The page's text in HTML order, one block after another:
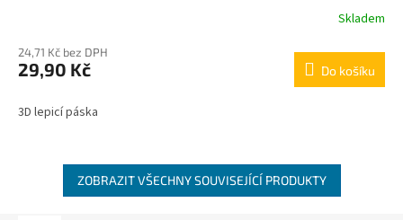
Skladem
24,71 Kč bez DPH
29,90 Kč Do košíku
3D lepicí páska
ZOBRAZIT VŠECHNY SOUVISEJÍCÍ PRODUKTY